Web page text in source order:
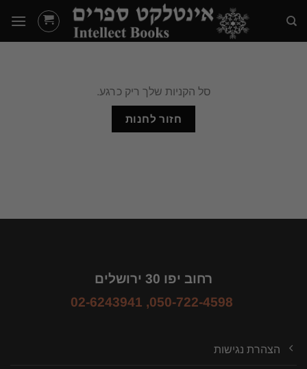
content
סל הקניות שלך ריק כרגע.
חזור לחנות
רחוב יפו 30 ירושלים
050-722-4598
,
02-6243941
הצהרת נגישות